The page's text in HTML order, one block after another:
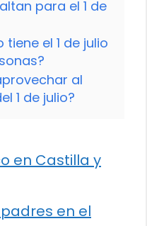
para el 1 de
el 1 de julio
al
1 de julio?
en Castilla y
en el